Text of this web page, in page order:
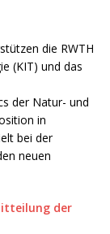
die RWTH
(KIT) und das
der Natur- und
in
bei der
neuen
der